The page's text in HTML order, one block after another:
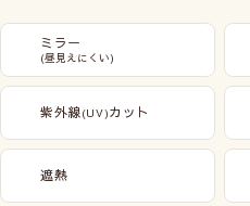
ミラー
(昼見えにくい)
紫外線(UV)カット
遮熱